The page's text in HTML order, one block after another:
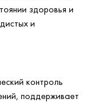
здоровья и
и
контроль
поддерживает